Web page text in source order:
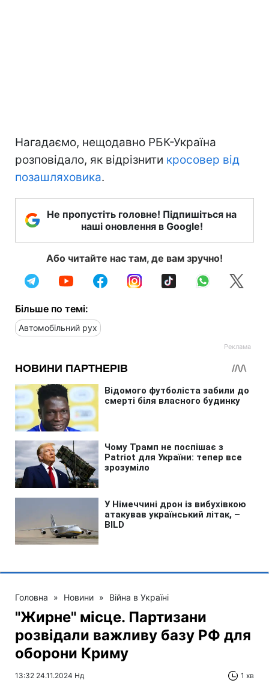
Нагадаємо, нещодавно РБК-Україна
розповідало, як відрізнити кросовер від
позашляховика.
Не пропустіть головне! Підпишіться на
наші оновлення в Google!
Або читайте нас там, де вам зручно!
Більше по темі:
Автомобільний рух
Головна » Новини » Війна в Україні
"Жирне" місце. Партизани
розвідали важливу базу РФ для
оборони Криму
13:32 24.11.2024 Нд 1 хв